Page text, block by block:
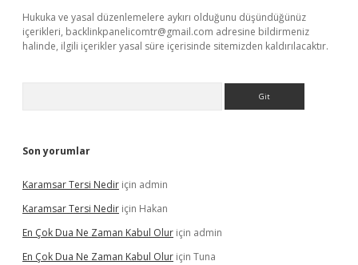
Hukuka ve yasal düzenlemelere aykırı olduğunu düşündüğünüz
içerikleri, backlinkpanelicomtr@gmail.com adresine bildirmeniz
halinde, ilgili içerikler yasal süre içerisinde sitemizden kaldırılacaktır.
Son yorumlar
Karamsar Tersi Nedir için admin
Karamsar Tersi Nedir için Hakan
En Çok Dua Ne Zaman Kabul Olur için admin
En Çok Dua Ne Zaman Kabul Olur için Tuna